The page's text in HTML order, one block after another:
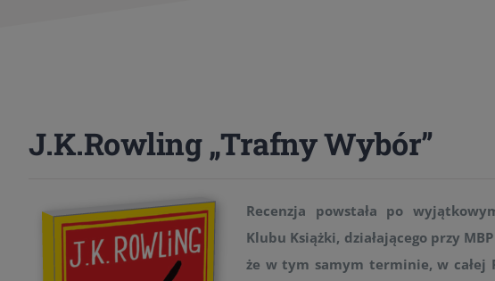
J.K.Rowling „Trafny Wybór”
Recenzja powstała po
Klubu Książki, działającego przy
że w tym samym terminie, w całej